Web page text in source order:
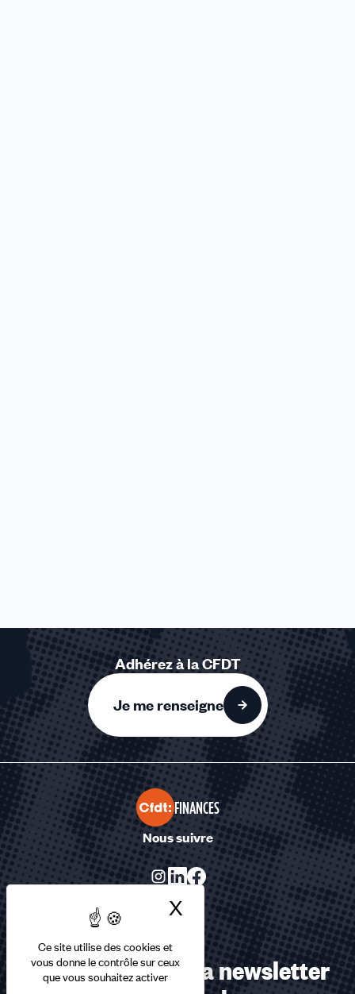
Ce site utilise des cookies et
vous donne le contrôle sur ceux
que vous souhaitez activer
X Masquer le
Adhérez à la CFDT
Je me renseigne
FINANCES
Nous suivre
Abonnez-vous à la newsletter